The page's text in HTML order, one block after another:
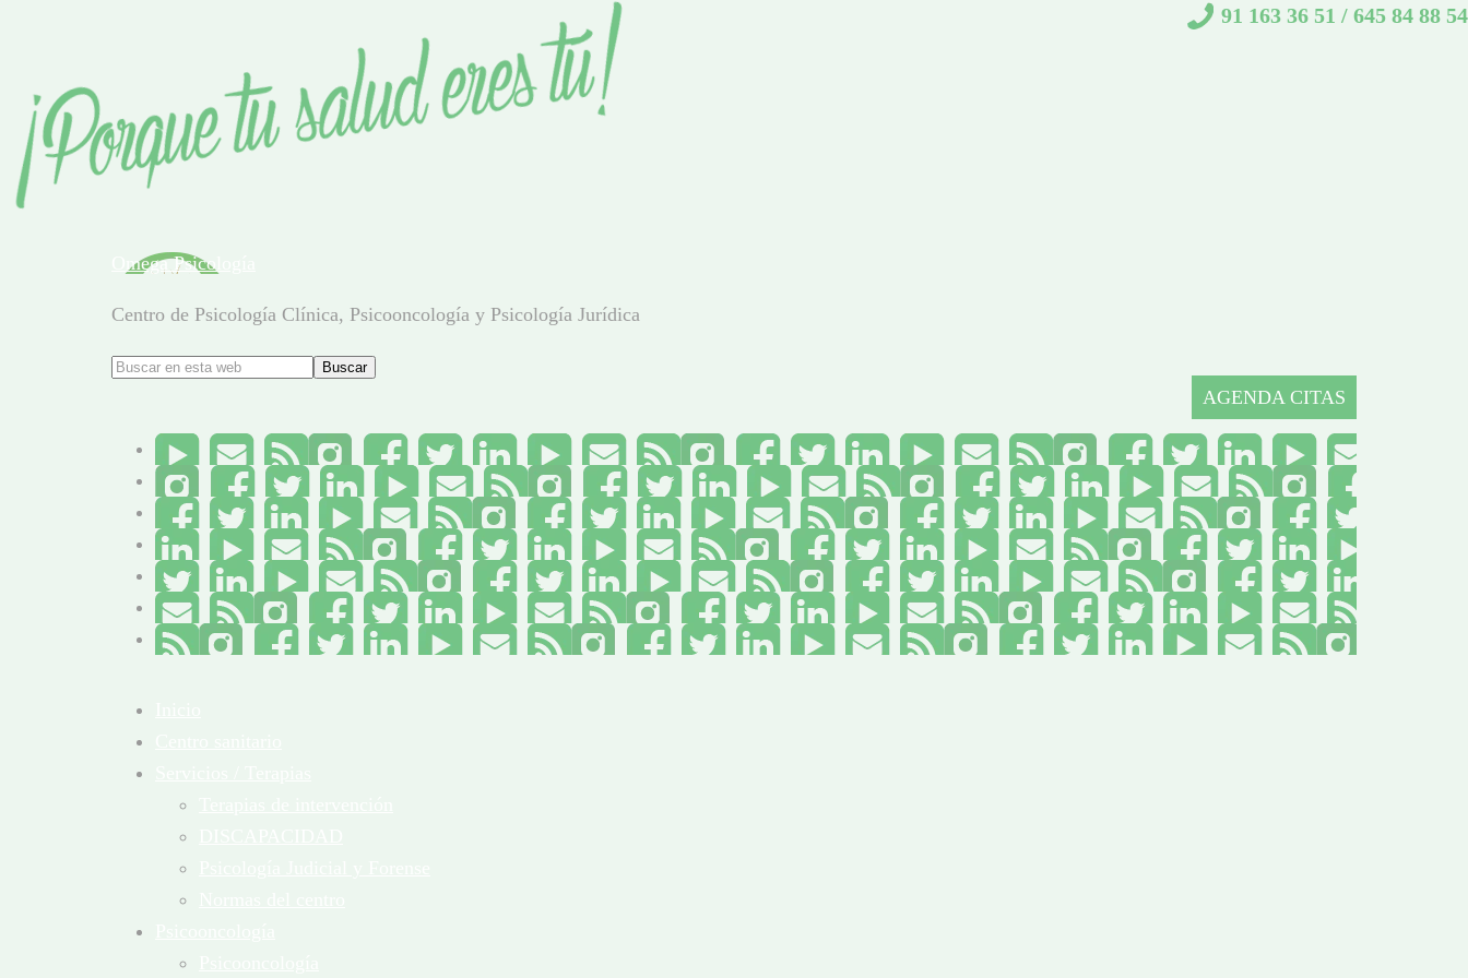
Omega Psicología
Centro de Psicología Clínica, Psicooncología y Psicología Jurídica
91 163 36 51 / 645 84 88 54
AGENDA CITAS